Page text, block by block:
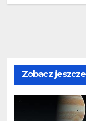
Zobacz jeszcze